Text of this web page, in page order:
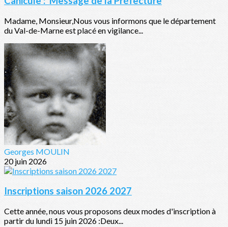
Madame, Monsieur,Nous vous informons que le département
du Val-de-Marne est placé en vigilance...
Georges MOULIN
20 juin 2026
Inscriptions saison 2026 2027
Cette année, nous vous proposons deux modes d'inscription à
partir du lundi 15 juin 2026 :Deux...